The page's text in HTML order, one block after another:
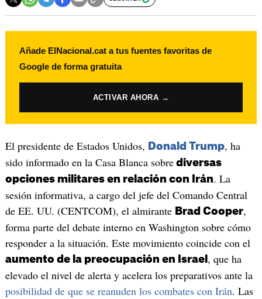
Añade ElNacional.cat a tus fuentes favoritas de
Google de forma gratuita
ACTIVAR AHORA →
El presidente de Estados Unidos, Donald Trump, ha
sido informado en la Casa Blanca sobrediversas
opciones militares en relación con Irán. La
sesión informativa, a cargo del jefe del Comando Central
de EE. UU. (CENTCOM), el almirante Brad Cooper,
forma parte del debate interno en Washington sobre cómo
responder a la situación. Este movimiento coincide con el
aumento de la preocupación en Israel , que ha
elevado el nivel de alerta y acelera los preparativos ante la
posibilidad de que se reanuden los combates con Irán. Las